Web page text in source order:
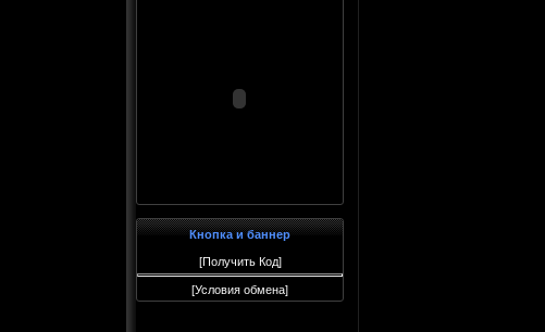
Кнопка и баннер
[Получить Код]
[Условия обмена]